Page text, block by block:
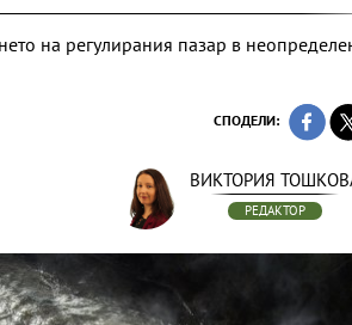
на регулирания пазар в
СПОДЕЛИ:
ВИКТОРИЯ
РЕДАКТОР